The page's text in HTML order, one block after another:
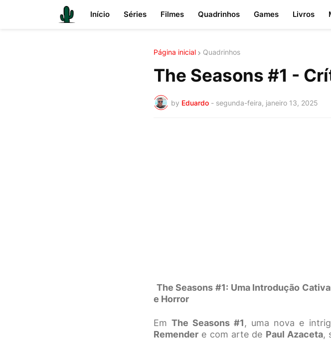
Início Séries Filmes Quadrinhos Games Livros
Página inicial Quadrinhos
The Seasons #1 -
by Eduardo - segunda-feira, janeiro 13, 2025
The Seasons #1: Uma Introdução
e Horror
EmThe Seasons #1, uma nova e
Remender e com arte de Paul Azaceta,